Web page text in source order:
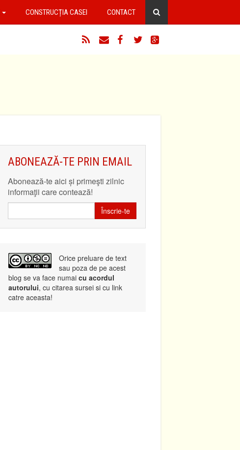
CONSTRUCȚIA CASEI CONTACT
ABONEAZĂ-TE PRIN EMAIL
Abonează-te aici și primeşti zilnic
informaţii care contează!
Înscrie-te
Orice preluare de text
sau poza de pe acest
blog se va face numai cu acordul
autorului, cu citarea sursei si cu link
catre aceasta!